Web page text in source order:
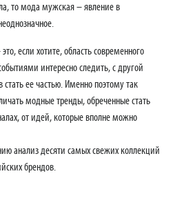
то мода мужская – явление в
если хотите, область современного
интересно следить, с другой
ее частью. Именно поэтому так
модные тренды, обреченные стать
от идей, которые вполне можно
анализ десяти самых свежих коллекций
брендов.